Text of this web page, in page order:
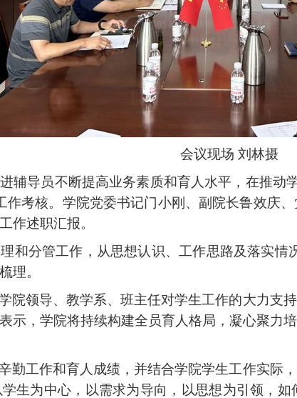
会议现场 刘林摄
辅导员不断提高业务素质和育人水平，在推
作考核。学院党委书记门小刚、副院长鲁效庆
作述职汇报。
和分管工作，从思想认识、工作思路及落实
理。
院领导、教学系、班主任对学生工作的大力支
示，学院将持续构建全员育人格局，凝心聚力
勤工作和育人成绩，并结合学院学生工作实际
生为中心，以需求为导向，以思想为引领，